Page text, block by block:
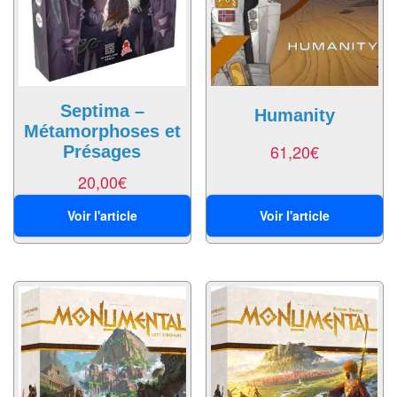
air
Pendules
Echiquier
aveugles
Logiciels
d'échecs
Livres
anglais
Livres
en
français
Septima –
Métamorphoses et
Présages
20,00€
Voir l'article
Humanity
61,20€
Voir l'article